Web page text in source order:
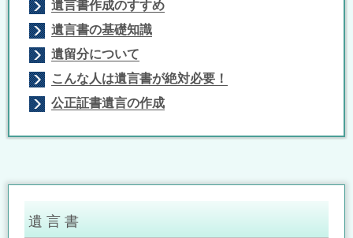
遺言書作成のすすめ
遺言書の基礎知識
遺留分について
こんな人は遺言書が絶対必要！
公正証書遺言の作成
遺 言 書